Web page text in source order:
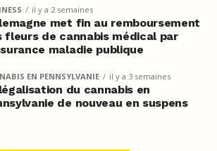
il y a 2 semaines
met fin au remboursement
fleurs de cannabis médical par
maladie publique
EN PENNSYLVANIE il y a 3 semaines
du cannabis en
de nouveau en suspens